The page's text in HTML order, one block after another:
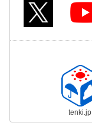
tenki.jp